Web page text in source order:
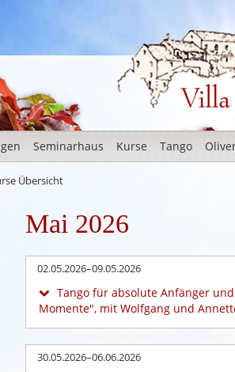
Seminarhaus Kurse Tango
Übersicht
Mai 2026
02.05.2026–09.05.2026
Tango für absolute Anfänger
Momente", mit Wolfgang und
30.05.2026–06.06.2026